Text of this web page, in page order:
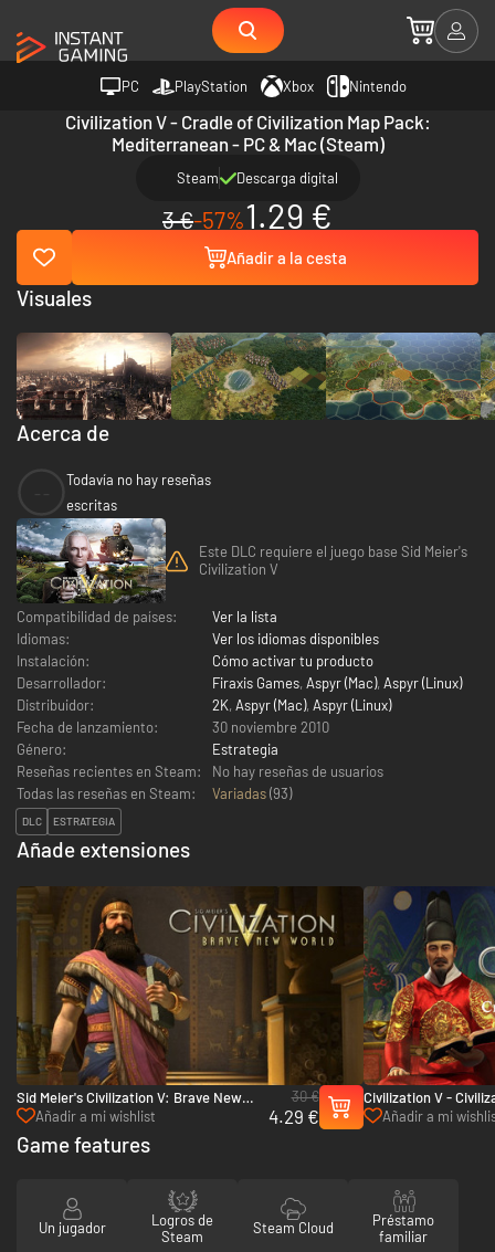
PC PlayStation Xbox Nintendo
Civilization V - Cradle of Civilization Map Pack:
Mediterranean - PC & Mac (Steam)
Steam Descarga digital
3 €-57%1.29 €
Añadir a la cesta
Acerca de
Todavía no hay reseñas
escritas
Este DLC requiere el juego base Sid Meier's
Civilization V
Compatibilidad de países:
Ver la lista
Idiomas:
Ver los idiomas disponibles
Instalación:
Cómo activar tu producto
Desarrollador:
Firaxis Games, Aspyr (Mac), Aspyr (Linux)
Distribuidor:
2K, Aspyr (Mac), Aspyr (Linux)
Fecha de lanzamiento:
30 noviembre 2010
Género:
Estrategia
Reseñas recientes en Steam:
No hay reseñas de usuarios
Todas las reseñas en Steam:
Variadas(93)
DLC ESTRATEGIA
Añade extensiones
Sid Meier's Civilization V: Brave New
World - PC & Mac (Steam)
Añadir a mi wishlist
30 €
4.29 €
Civilization V -
Pack: Korea - PC &
Añadir a mi
Visuales
Game features
Un jugador
Logros de
Steam
Steam Cloud
Préstamo
familiar